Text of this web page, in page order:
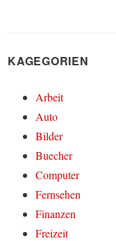
KAGEGORIEN
Arbeit
Auto
Bilder
Buecher
Computer
Fernsehen
Finanzen
Freizeit